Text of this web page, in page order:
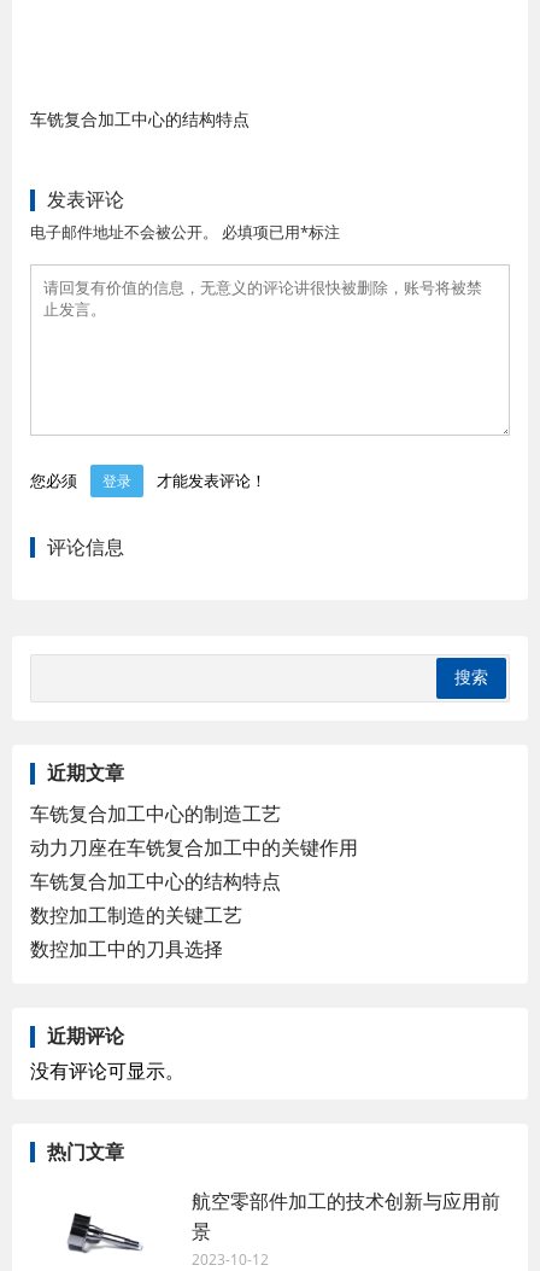
车铣复合加工中心的结构特点
发表评论
电子邮件地址不会被公开。 必填项已用*标注
您必须 登录 才能发表评论！
评论信息
近期文章
车铣复合加工中心的制造工艺
动力刀座在车铣复合加工中的关键作用
车铣复合加工中心的结构特点
数控加工制造的关键工艺
数控加工中的刀具选择
近期评论
没有评论可显示。
热门文章
航空零部件加工的技术创新与应用前
景
2023-10-12